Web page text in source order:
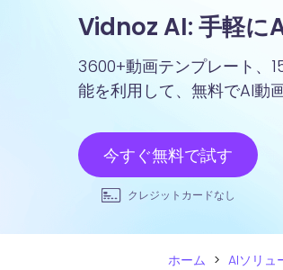
Vidnoz AI: 手軽に
3600+動画テンプレート、
能を利用して、無料でAI動
今すぐ無料で試す
クレジットカードなし
ホーム > AIソリュ